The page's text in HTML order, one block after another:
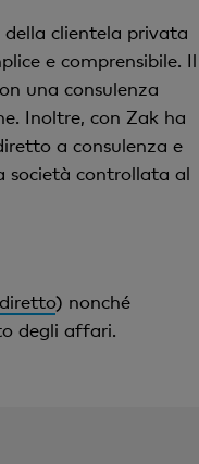
della clientela privata
e comprensibile. Il
una consulenza
Inoltre, con Zak ha
a consulenza e
società controllata al
) nonché
degli affari.